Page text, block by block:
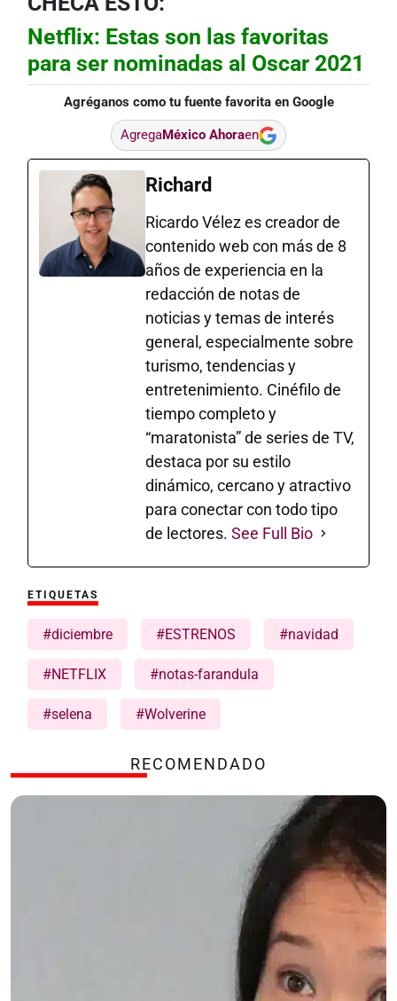
Netflix: Estas son las favoritas
para ser nominadas al Oscar 2021
Agréganos como tu fuente favorita en Google
AgregaMéxico Ahoraen
Richard
Ricardo Vélez es creador de
contenido web con más de 8
años de experiencia en la
redacción de notas de
noticias y temas de interés
general, especialmente sobre
turismo, tendencias y
entretenimiento. Cinéfilo de
tiempo completo y
“maratonista” de series de TV,
destaca por su estilo
dinámico, cercano y atractivo
para conectar con todo tipo
de lectores. See Full Bio
ETIQUETAS
#diciembre #ESTRENOS #navidad
#NETFLIX #notas-farandula
#selena #Wolverine
RECOMENDADO